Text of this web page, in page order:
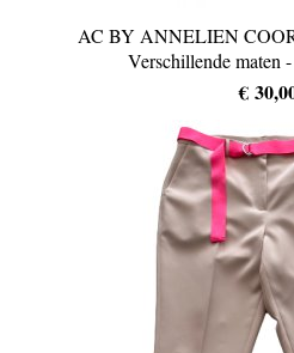
AC BY ANNELIEN
Verschillende maten
€